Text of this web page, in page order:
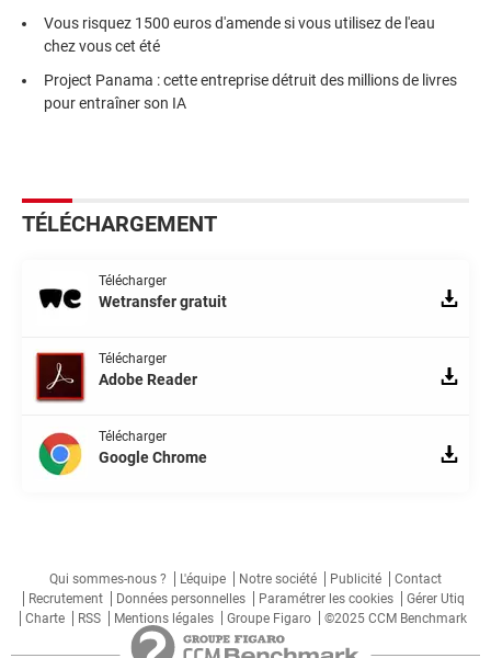
Vous risquez 1500 euros d'amende si vous utilisez de l'eau
chez vous cet été
Project Panama : cette entreprise détruit des millions de livres
pour entraîner son IA
TÉLÉCHARGEMENT
Télécharger
Wetransfer gratuit
Télécharger
Adobe Reader
Télécharger
Google Chrome
Qui sommes-nous ? L'équipe Notre société Publicité
Contact
Recrutement
Données personnelles Paramétrer les cookies
Gérer Utiq
Charte
RSS Mentions légales Groupe Figaro ©2025 CCM Benchmark